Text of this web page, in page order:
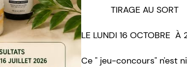
TIRAGE AU SORT
LE LUNDI 16 OCTOBRE
Ce " jeu-concours" n'est